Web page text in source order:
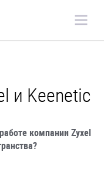
и Keenetic
компании Zyxel